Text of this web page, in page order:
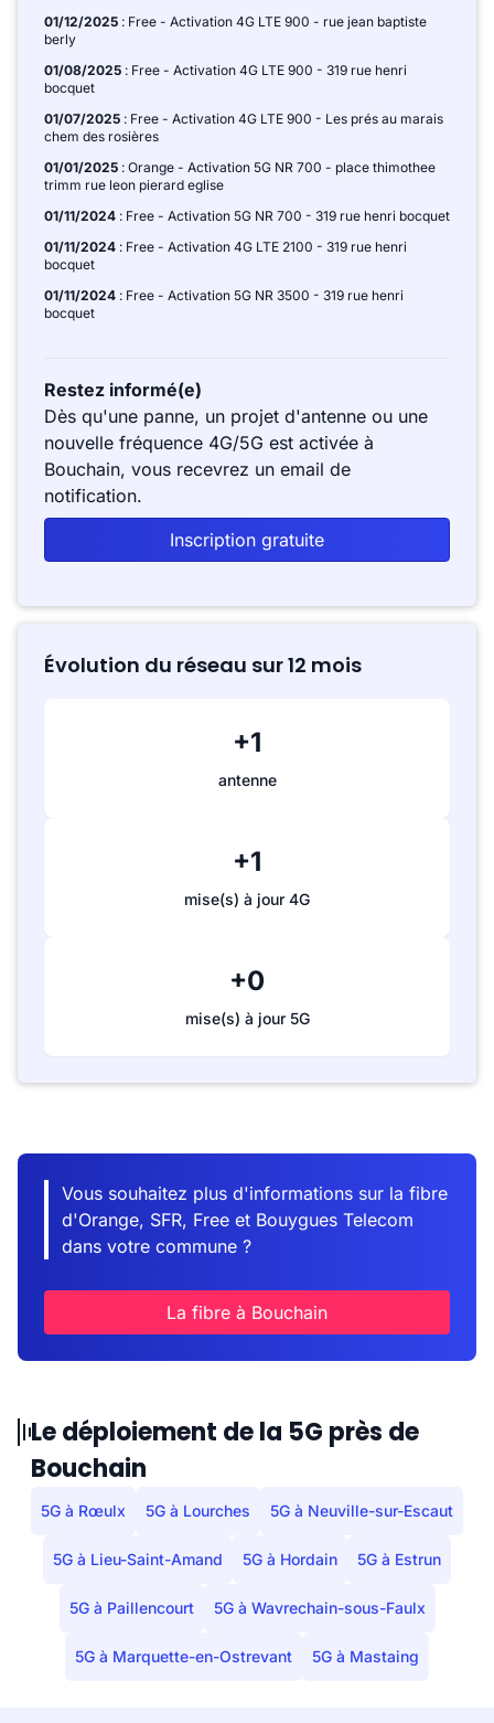
01/12/2025 : Free - Activation 4G LTE 900 - rue jean baptiste
berly
01/08/2025 : Free - Activation 4G LTE 900 - 319 rue henri
bocquet
01/07/2025 : Free - Activation 4G LTE 900 - Les prés au marais
chem des rosières
01/01/2025 : Orange - Activation 5G NR 700 - place thimothee
trimm rue leon pierard eglise
01/11/2024 : Free - Activation 5G NR 700 - 319 rue henri bocquet
01/11/2024 : Free - Activation 4G LTE 2100 - 319 rue henri
bocquet
01/11/2024 : Free - Activation 5G NR 3500 - 319 rue henri
bocquet
Restez informé(e)
Dès qu'une panne, un projet d'antenne ou une
nouvelle fréquence 4G/5G est activée à
Bouchain, vous recevrez un email de
notification.
Inscription gratuite
Évolution du réseau sur 12 mois
+1
antenne
+1
mise(s) à jour 4G
+0
mise(s) à jour 5G
Vous souhaitez plus d'informations sur la fibre
d'Orange, SFR, Free et Bouygues Telecom
dans votre commune ?
La fibre à Bouchain
Le déploiement de la 5G près de
Bouchain
5G à Rœulx 5G à Lourches 5G à Neuville-sur-Escaut
5G à Lieu-Saint-Amand 5G à Hordain 5G à Estrun
5G à Paillencourt 5G à Wavrechain-sous-Faulx
5G à Marquette-en-Ostrevant 5G à Mastaing